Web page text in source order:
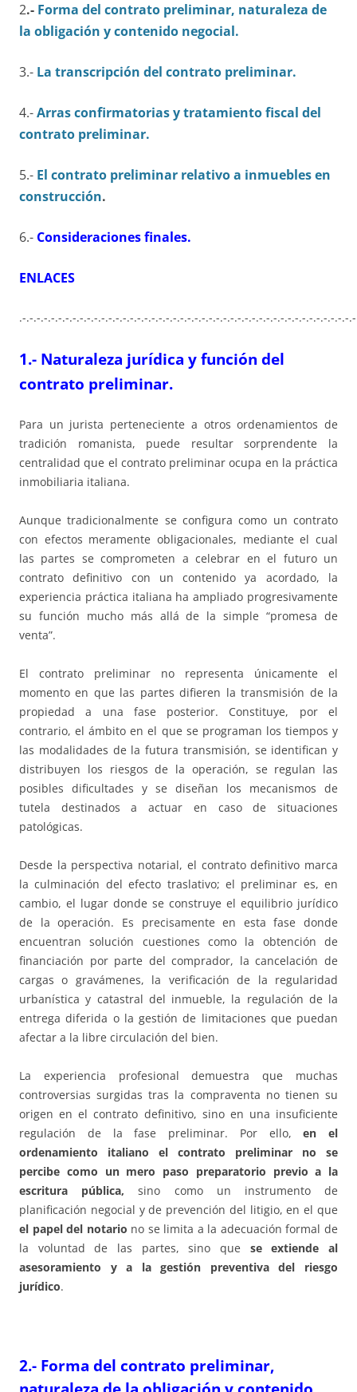
2.- Forma del contrato preliminar, naturaleza de
la obligación y contenido negocial.
3.- La transcripción del contrato preliminar.
4.-Arras confirmatorias y tratamiento fiscal del
contrato preliminar.
5.- El contrato preliminar relativo a inmuebles en
construcción.
6.- Consideraciones finales.
ENLACES
.-.-.-.-.-.-.-.-.-.-.-.-.-.-.-.-.-.-.-.-.-.-.-.-.-.-.-.-.-.-.-.-.-.-.-.-.-.-.-.-.-.-.-.-.-
1.- Naturaleza jurídica y función del
contrato preliminar.
Para un jurista perteneciente a otros ordenamientos de
tradición romanista, puede resultar sorprendente la
centralidad que el contrato preliminar ocupa en la práctica
inmobiliaria italiana.
Aunque tradicionalmente se configura como un contrato
con efectos meramente obligacionales, mediante el cual
las partes se comprometen a celebrar en el futuro un
contrato definitivo con un contenido ya acordado, la
experiencia práctica italiana ha ampliado progresivamente
su función mucho más allá de la simple “promesa de
venta”.
El contrato preliminar no representa únicamente el
momento en que las partes difieren la transmisión de la
propiedad a una fase posterior. Constituye, por el
contrario, el ámbito en el que se programan los tiempos y
las modalidades de la futura transmisión, se identifican y
distribuyen los riesgos de la operación, se regulan las
posibles dificultades y se diseñan los mecanismos de
tutela destinados a actuar en caso de situaciones
patológicas.
Desde la perspectiva notarial, el contrato definitivo marca
la culminación del efecto traslativo; el preliminar es, en
cambio, el lugar donde se construye el equilibrio jurídico
de la operación. Es precisamente en esta fase donde
encuentran solución cuestiones como la obtención de
financiación por parte del comprador, la cancelación de
cargas o gravámenes, la verificación de la regularidad
urbanística y catastral del inmueble, la regulación de la
entrega diferida o la gestión de limitaciones que puedan
afectar a la libre circulación del bien.
La experiencia profesional demuestra que muchas
controversias surgidas tras la compraventa no tienen su
origen en el contrato definitivo, sino en una insuficiente
regulación de la fase preliminar. Por ello,en el
ordenamiento italiano el contrato preliminar no se
percibe como un mero paso preparatorio previo a la
escritura pública,sino como un instrumento de
planificación negocial y de prevención del litigio, en el que
el papel del notario no se limita a la adecuación formal de
la voluntad de las partes, sino que se extiende al
asesoramiento y a la gestión preventiva del riesgo
jurídico.
2.- Forma del contrato preliminar,